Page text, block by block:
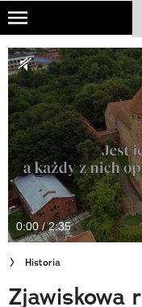
Skip
main
content
NATIONAL
TRAVELER
PODCASTY
Sklep
Newsletter
Cuda Polski
Wielki Konkurs
Trendbook Podróżniczy
0:00 / 2:35
Historia
Zjawiskowa